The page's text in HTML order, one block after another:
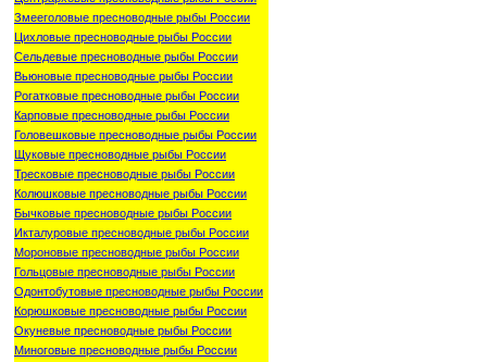
Змееголовые пресноводные рыбы России
Цихловые пресноводные рыбы России
Сельдевые пресноводные рыбы России
Вьюновые пресноводные рыбы России
Рогатковые пресноводные рыбы России
Карповые пресноводные рыбы России
Головешковые пресноводные рыбы России
Щуковые пресноводные рыбы России
Тресковые пресноводные рыбы России
Колюшковые пресноводные рыбы России
Бычковые пресноводные рыбы России
Икталуровые пресноводные рыбы России
Мороновые пресноводные рыбы России
Гольцовые пресноводные рыбы России
Одонтобутовые пресноводные рыбы России
Корюшковые пресноводные рыбы России
Окуневые пресноводные рыбы России
Миноговые пресноводные рыбы России